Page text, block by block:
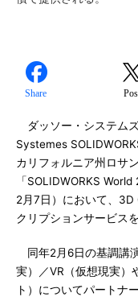
Share
ダッソー・システム
Systemes
カリフォルニア州ロサ
「SOLIDWORKS
2月7日）において、3D
クリプションサービス
同年2月6日の基調講
実）／VR（仮想現実）
ト）についてパートナ